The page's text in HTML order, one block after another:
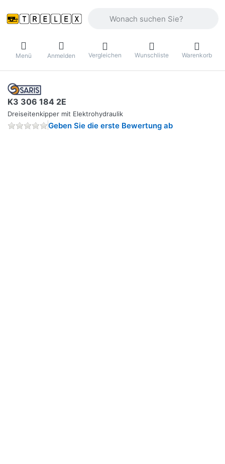
Menü Anmelden Vergleichen Wunschliste Warenkorb
K3 306 184 2E
Dreiseitenkipper mit Elektrohydraulik
Geben Sie die erste Bewertung ab